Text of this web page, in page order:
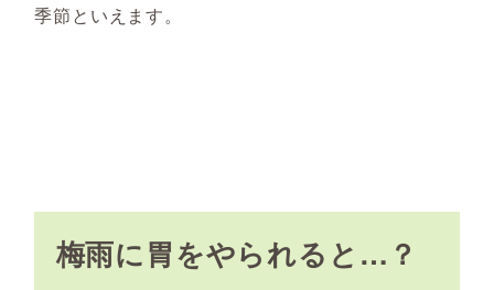
季節といえます。
梅雨に胃をやられると…？